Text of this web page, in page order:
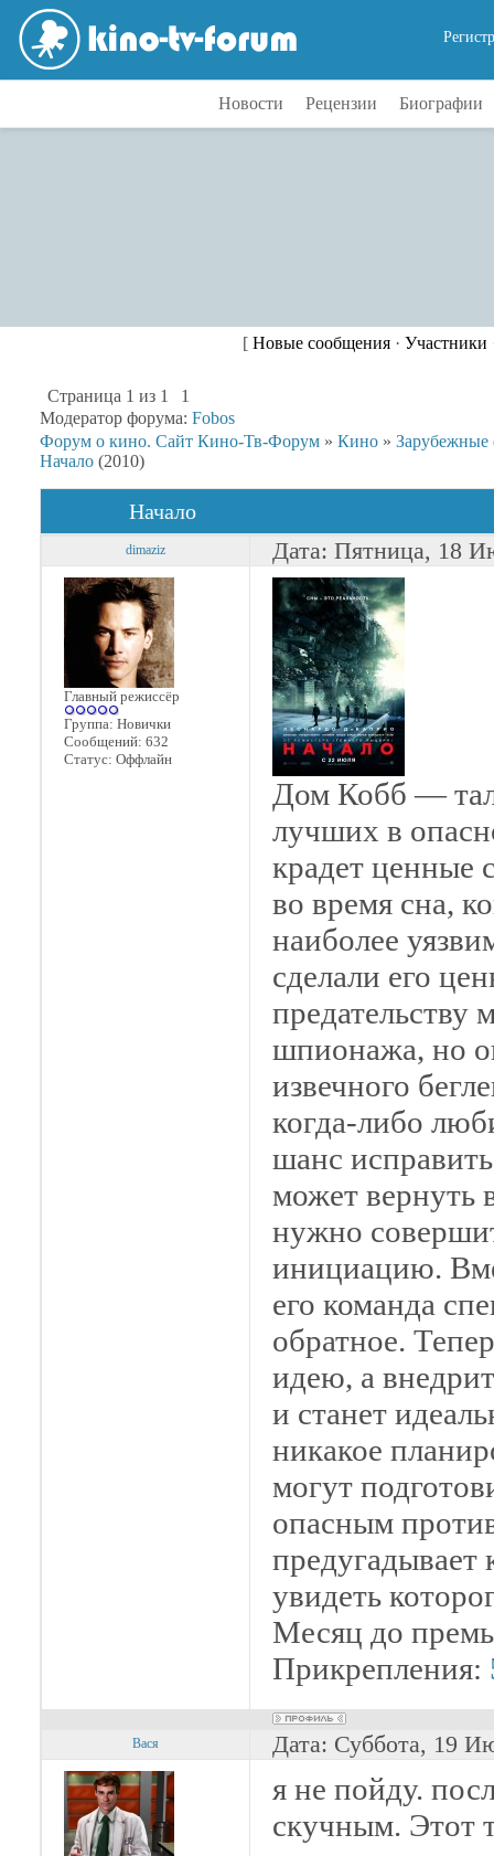
Новости Рецензии Биографии
[ Новые сообщения· Участники
Страница 1 из 1
1
Модератор форума: Fobos
Форум о кино. Сайт Кино-Тв-Форум » Кино »
Начало (2010)
Начало
dimaziz Дата: Пятница, 18
Главный режиссёр
Группа: Новички
Сообщений: 632
Статус: Оффлайн
Дом Кобб —
лучших в
крадет ценные
во время сна,
наиболее
сделали его
шпионажа, но
извечного
когда-либо
шанс
может вернуть
нужно
инициацию.
его команда
обратное.
идею, а
и станет
никакое
могут
опасным
увидеть
Месяц до
Прикрепления:
Вася Дата: Суббота, 19
я не пойду.
скучным. Этот